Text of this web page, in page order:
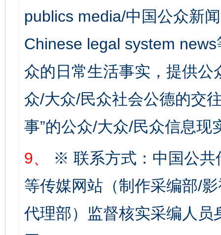
publics media/中国公众新
Chinese legal system
众的日常生活事实，提供
众/大众/民众社会公德的交
事”的公众/大众/民众信息现
9、
※ 联系方式：中国公共
等传媒网站（制作采编部/
代理部）监督核实采编人员
揭开“小金库”的免责幌子